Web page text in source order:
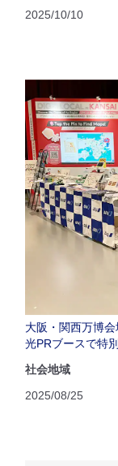
2025/10/10
大阪・関西万博
光PRブースで特
社会地域
2025/08/25